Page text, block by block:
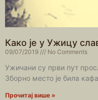
Како је у Ужицу
09/07/2019 No Comments
Ужичани су први пут
Зборно место је била
Прочитај више »